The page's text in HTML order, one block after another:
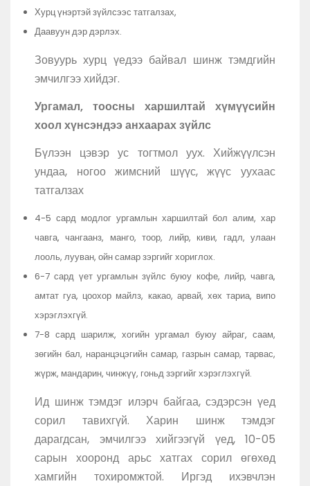
Хурц үнэртэй зүйлсээс татгалзах,
Даавуун дэр дэрлэх.
Зовуурь хурц үедээ байвал шинж тэмдгийн
эмчилгээ хийдэг.
Ургамал, тоосны харшилтай хүмүүсийн
хоол хүнсэндээ анхаарах зүйлс
Бүлээн цэвэр ус тогтмол уух. Хийжүүлсэн
ундаа, ногоо жимсний шүүс, жүүс уухаас
татгалзах
4-5 сард модлог ургамлын харшилтай бол алим, хар
чавга, чангаанз, манго, тоор, лийр, киви, гадл, улаан
лооль, лууван, ойн самар зэргийг хориглох.
6-7 сард үет ургамлын зүйлс буюу кофе, лийр, чавга,
амтат гуа, цоохор майлз, какао, арвай, хөх тариа, випо
хэрэглэхгүй.
7-8 сард шарилж, хогийн ургамал буюу айраг, саам,
зөгийн бал, наранцэцэгийн самар, газрын самар, тарвас,
жүрж, мандарин, чинжүү, гоньд зэргийг хэрэглэхгүй.
Ид шинж тэмдэг илэрч байгаа, сэдэрсэн үед
сорил тавихгүй. Харин шинж тэмдэг
дарагдсан, эмчилгээ хийгээгүй үед, 10-05
сарын хооронд арьс хатгах сорил өгөхөд
хамгийн тохиромжтой. Иргэд ихэвчлэн